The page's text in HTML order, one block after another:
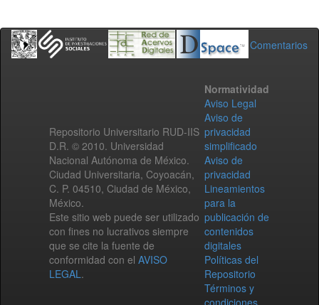
Comentarios
Repositorio Universitario RUD-IIS
D.R. © 2010. Universidad
Nacional Autónoma de México.
Ciudad Universitaria, Coyoacán,
C. P. 04510, Ciudad de México,
México.
Este sitio web puede ser utilizado
con fines no lucrativos siempre
que se cite la fuente de
conformidad con el AVISO
LEGAL.
Normatividad
Aviso Legal
Aviso de
privacidad
simplificado
Aviso de
privacidad
Lineamientos
para la
publicación de
contenidos
digitales
Políticas del
Repositorio
Términos y
condiciones